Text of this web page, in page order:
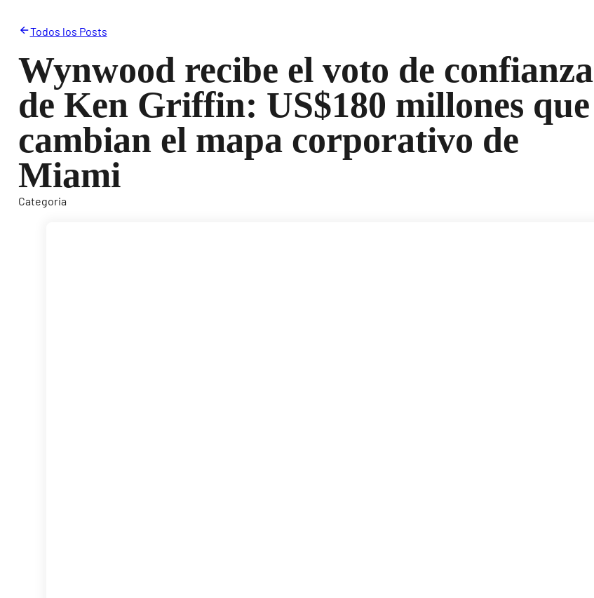
Todos los Posts
Wynwood recibe el voto de confianza
de Ken Griffin: US$180 millones que
cambian el mapa corporativo de
Miami
Categoria